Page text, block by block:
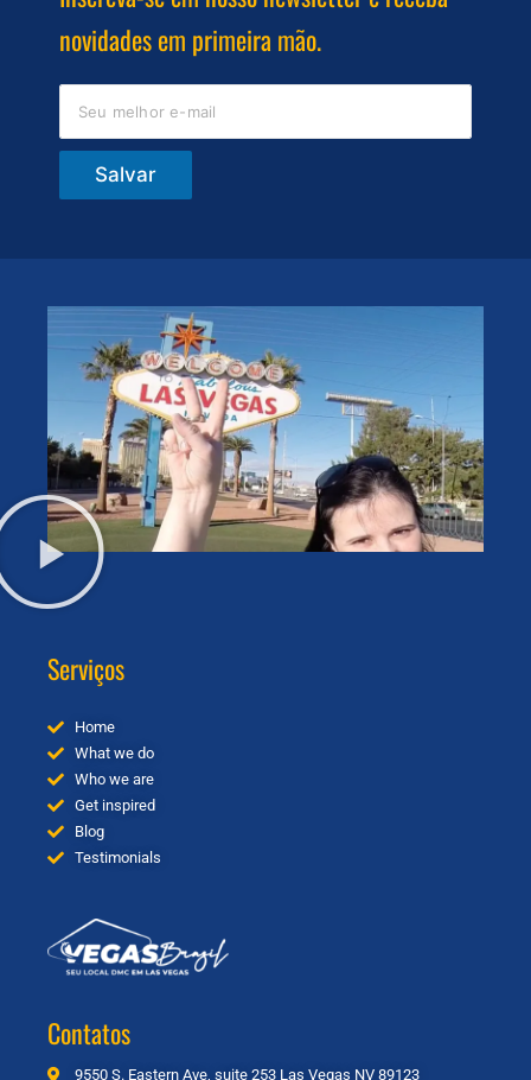
novidades em primeira mão.
Salvar
Serviços
Home
What we do
Who we are
Get inspired
Blog
Testimonials
Contatos
9550 S. Eastern Ave, suite 253 Las Vegas NV 89123